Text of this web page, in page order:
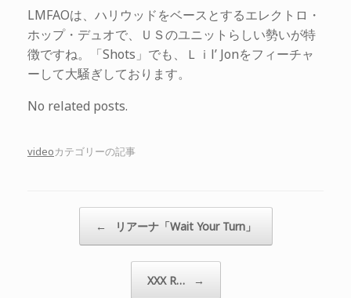
LMFAOは、ハリウッドをベースとするエレクトロ・
ホップ・デュオで、ＵＳのユニットらしい勢いが特
徴ですね。「Shots」でも、Ｌｉl’ Jonをフィーチャ
ーして大騒ぎしております。
No related posts.
videoカテゴリーの記事
← リアーナ「Wait Your Turn」
XXX R… →